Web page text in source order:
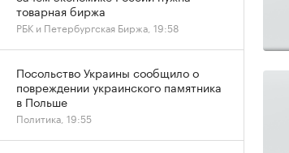
товарная биржа
РБК и Петербургская Биржа, 19:58
Посольство Украины сообщило о
повреждении украинского памятника
в Польше
Политика, 19:55